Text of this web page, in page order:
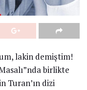
lakin demiştim!
birlikte
Turan’ın dizi